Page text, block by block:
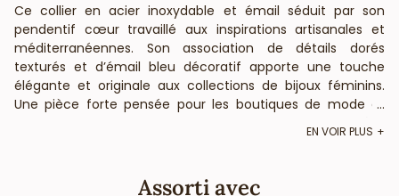
Ce collier en acier inoxydable et émail séduit par son
pendentif cœur travaillé aux inspirations artisanales et
méditerranéennes. Son association de détails dorés
texturés et d’émail bleu décoratif apporte une touche
élégante et originale aux collections de bijoux féminins.
Une pièce forte pensée pour les boutiques de mode et
...
EN VOIR PLUS
Assorti avec